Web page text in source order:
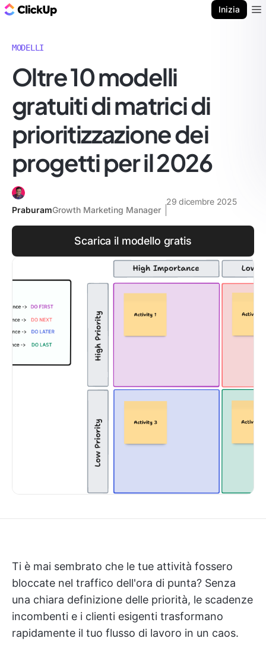
Inizia
MODELLI
Oltre 10 modelli
gratuiti di matrici di
prioritizzazione dei
progetti per il 2026
PraburamGrowth Marketing Manager
29 dicembre 2025
Scarica il modello gratis
Ti è mai sembrato che le tue attività fossero
bloccate nel traffico dell'ora di punta? Senza
una chiara definizione delle priorità, le scadenze
incombenti e i clienti esigenti trasformano
rapidamente il tuo flusso di lavoro in un caos.